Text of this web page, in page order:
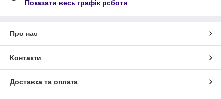
Показати весь графік роботи
Про нас
Контакти
Доставка та оплата